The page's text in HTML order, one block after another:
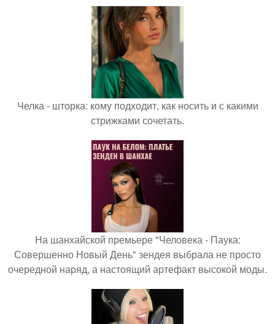
Челка - шторка: кому подходит, как носить и с какими
стрижками сочетать.
На шанхайской премьере "Человека - Паука:
Совершенно Новый День" зендея выбрала не просто
очередной наряд, а настоящий артефакт высокой моды.